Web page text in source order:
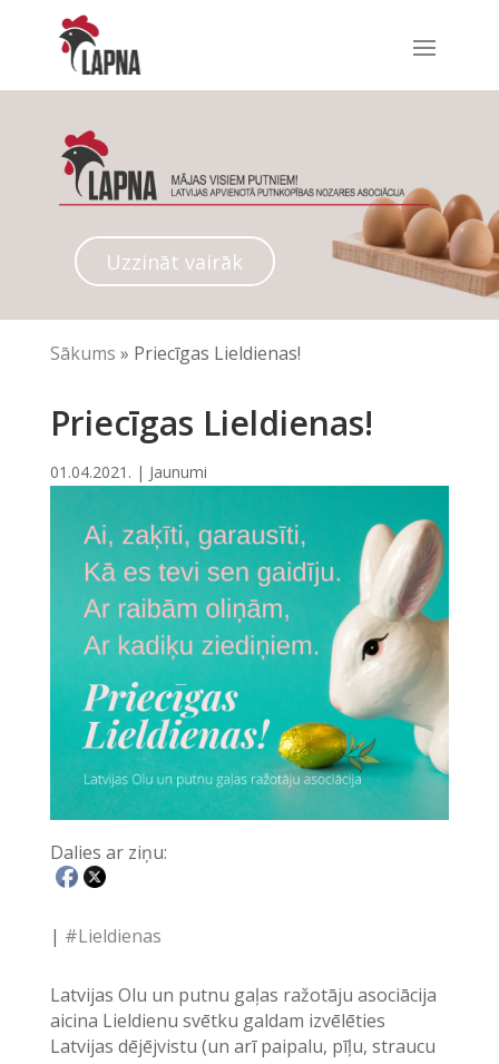
Uzzināt vairāk
Sākums » Priecīgas Lieldienas!
Priecīgas Lieldienas!
01.04.2021. | Jaunumi
Dalies ar ziņu:
| #Lieldienas
Latvijas Olu un putnu gaļas ražotāju asociācija
aicina Lieldienu svētku galdam izvēlēties
Latvijas dējējvistu (un arī paipalu, pīļu, straucu